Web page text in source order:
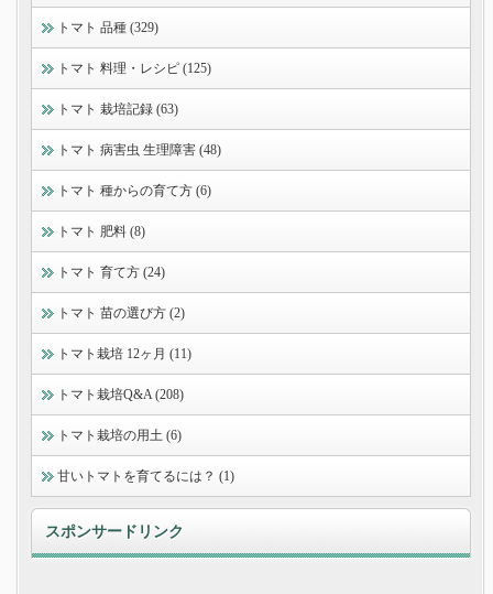
トマト 品種 (329)
トマト 料理・レシピ (125)
トマト 栽培記録 (63)
トマト 病害虫 生理障害 (48)
トマト 種からの育て方 (6)
トマト 肥料 (8)
トマト 育て方 (24)
トマト 苗の選び方 (2)
トマト栽培 12ヶ月 (11)
トマト栽培Q&A (208)
トマト栽培の用土 (6)
甘いトマトを育てるには？ (1)
スポンサードリンク